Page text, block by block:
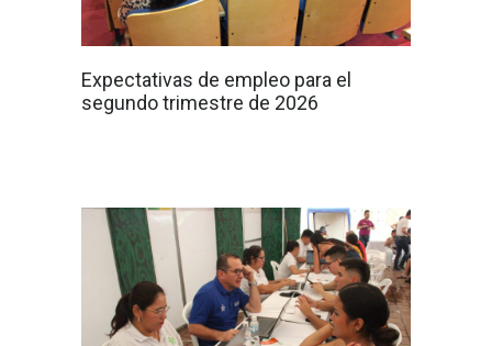
Expectativas de empleo para el
segundo trimestre de 2026